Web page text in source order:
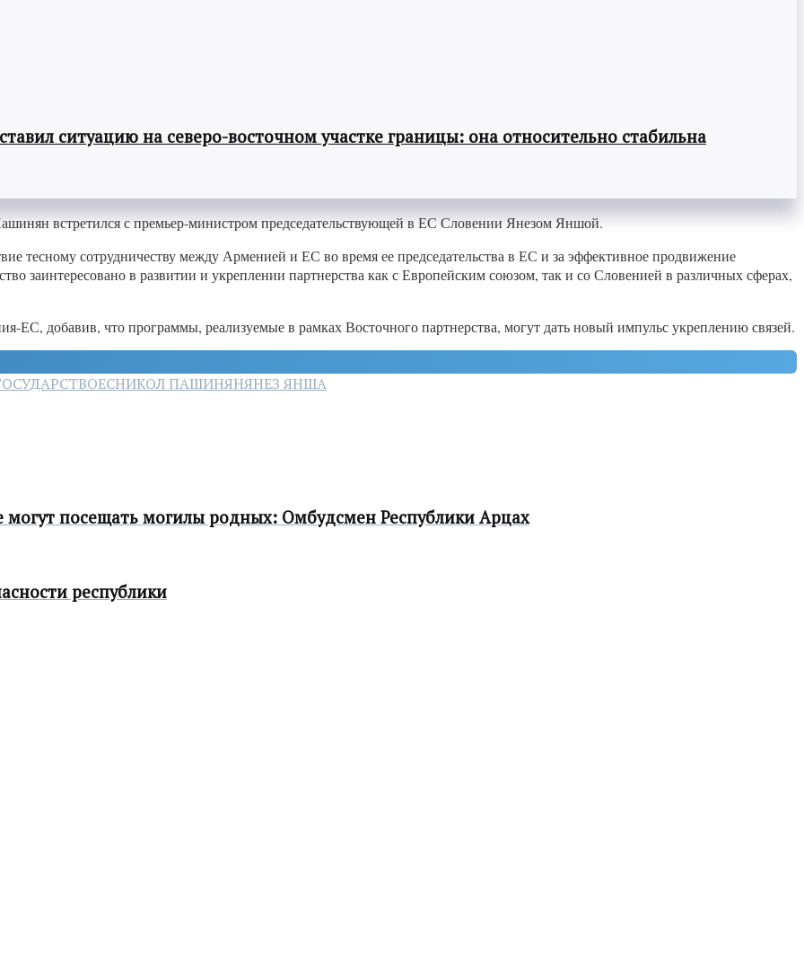
ситуацию на северо-восточном участке границы: она относительно стабильна
встретился с премьер-министром председательствующей в ЕС Словении Янезом Яншой.
тесному сотрудничеству между Арменией и ЕС во время ее председательства в ЕС и за эффективное продвижение
заинтересовано в развитии и укреплении партнерства как с Европейским союзом, так и со Словенией в различных сферах,
ЕС, добавив, что программы, реализуемые в рамках Восточного партнерства, могут дать новый импульс укреплению связей.
ЕСНИКОЛ ПАШИНЯНЯНЕЗ ЯНША
посещать могилы родных: Омбудсмен Республики Арцах
республики